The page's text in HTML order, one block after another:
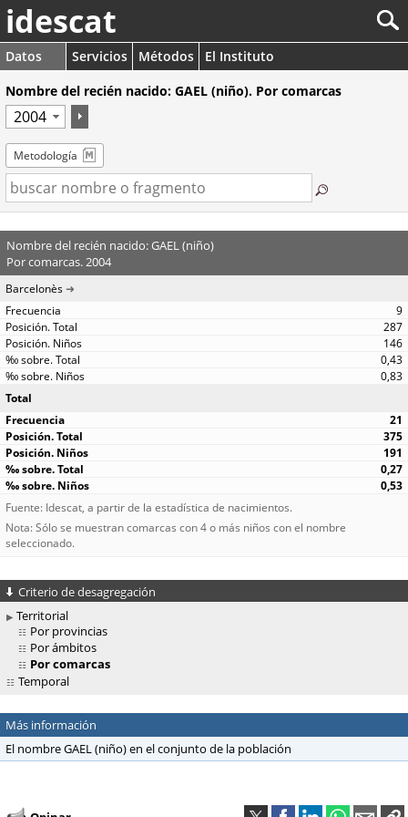
idescat
Datos Servicios Métodos
El Instituto
Nombre del recién nacido: GAEL (niño). Por comarcas
Metodología
Nombre del recién nacido: GAEL (niño)
Por comarcas. 2004
Barcelonès
9
287
146
0,43
0,83
Total
21
375
191
0,27
0,53
Fuente: Idescat, a partir de la estadística de nacimientos.
Nota: Sólo se muestran comarcas con 4 o más niños con el nombre
seleccionado.
Criterio de desagregación
Territorial
Por provincias
Por ámbitos
Por comarcas
Temporal
Más información
El nombre GAEL (niño) en el conjunto de la población